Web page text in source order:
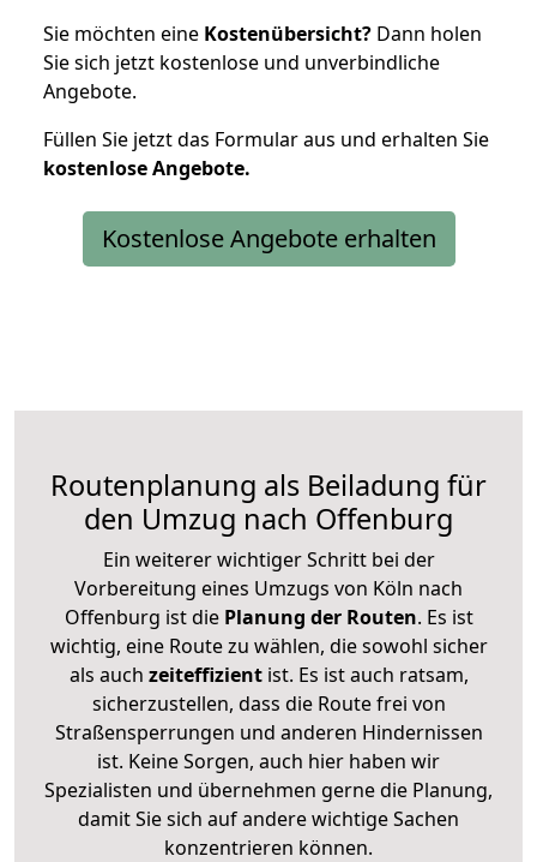
Sie möchten eine Kostenübersicht? Dann holen
Sie sich jetzt kostenlose und unverbindliche
Angebote.
Füllen Sie jetzt das Formular aus und erhalten Sie
kostenloseAngebote.
Kostenlose Angebote erhalten
Routenplanung als Beiladung für
den Umzug nach Offenburg
Ein weiterer wichtiger Schritt bei der
Vorbereitung eines Umzugs von Köln nach
Offenburg ist diePlanung der Routen. Es ist
wichtig, eine Route zu wählen, die sowohl sicher
als auch zeiteffizientist. Es ist auch ratsam,
sicherzustellen, dass die Route frei von
Straßensperrungen und anderen Hindernissen
ist. Keine Sorgen, auch hier haben wir
Spezialisten und übernehmen gerne die Planung,
damit Sie sich auf andere wichtige Sachen
konzentrieren können.